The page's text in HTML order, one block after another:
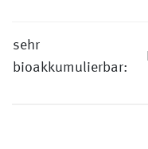
sehr
bioakkumulierbar: